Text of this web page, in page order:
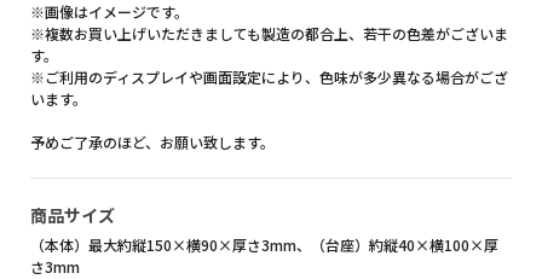
※画像はイメージです。
※複数お買い上げいただきましても製造の都合上、若干の色差がございま
す。
※ご利用のディスプレイや画面設定により、色味が多少異なる場合がござ
います。
予めご了承のほど、お願い致します。
商品サイズ
（本体）最大約縦150×横90×厚さ3mm、（台座）約縦40×横100×厚
さ3mm